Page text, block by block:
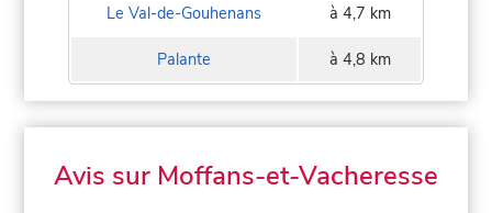
Le Val-de-Gouhenans à 4,7 km
Palante à 4,8 km
Avis sur Moffans-et-Vacheresse